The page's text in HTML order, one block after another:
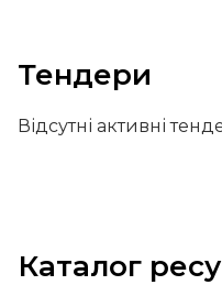
Тендери
Відсутні активні
Каталог